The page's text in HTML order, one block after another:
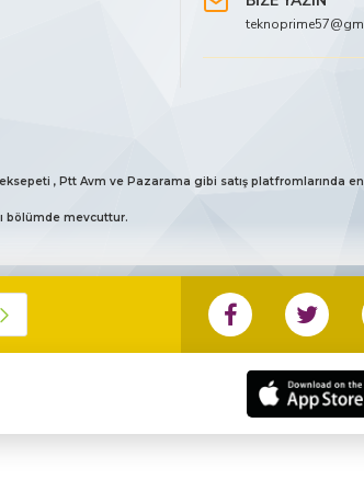
, Ptt Avm ve Pazarama gibi satış platfromlarında
bölümde mevcuttur.
0533 133 45 57 no’ lu numaradan ister whatsapp